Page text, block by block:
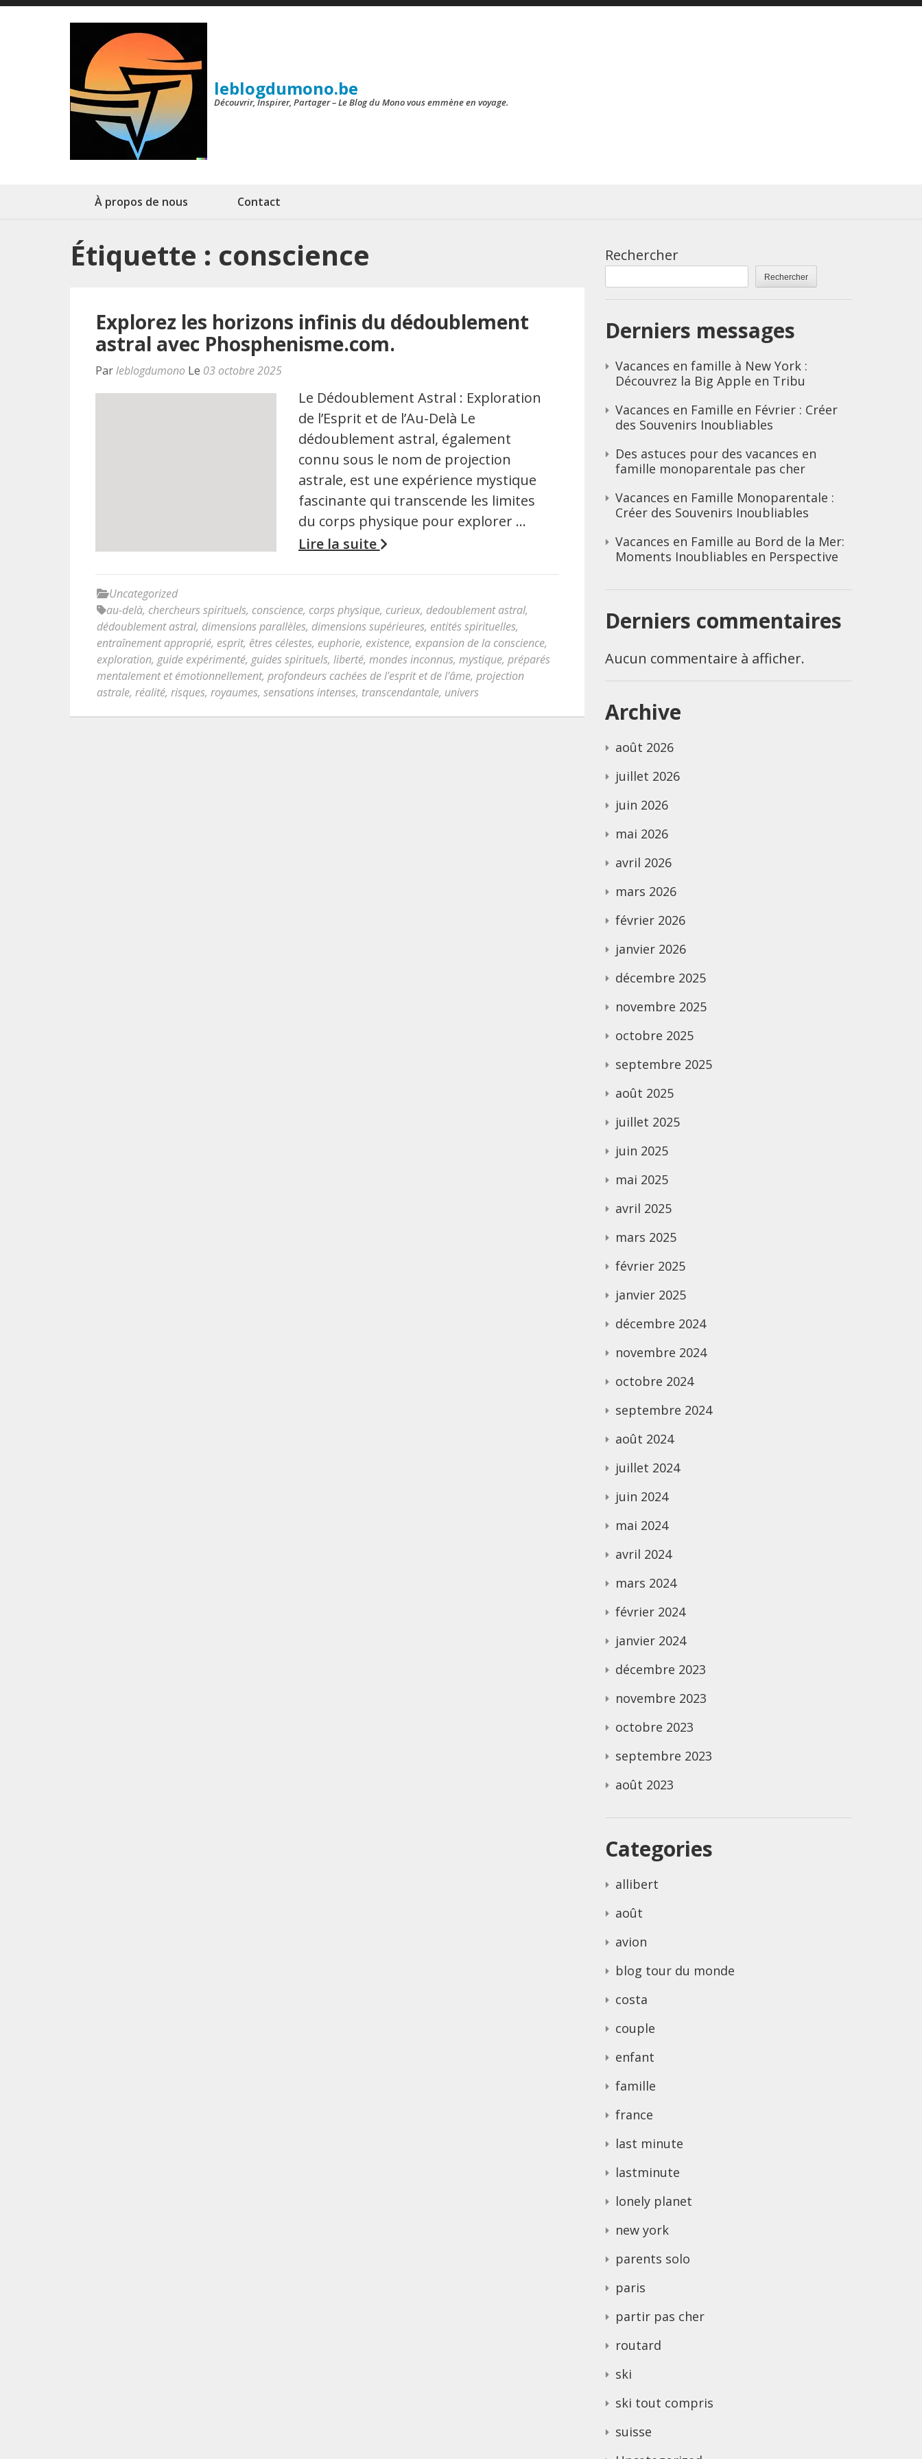
Aller
leblogdumono.be
Découvrir, Inspirer, Partager – Le Blog du Mono vous emmène en voyage.
À propos de nous Contact
Étiquette : conscience
Explorez les horizons infinis du dédoublement
astral avec Phosphenisme.com.
Parleblogdumono Le 03 octobre 2025
Le Dédoublement Astral : Exploration
de l’Esprit et de l’Au-Delà Le
dédoublement astral, également
connu sous le nom de projection
astrale, est une expérience mystique
fascinante qui transcende les limites
du corps physique pour explorer …
Lire la suite
Uncategorized
au-delà, chercheurs spirituels, conscience, corps physique, curieux, dedoublement astral,
dédoublement astral, dimensions parallèles, dimensions supérieures, entités spirituelles,
entraînement approprié, esprit, êtres célestes, euphorie, existence, expansion de la conscience,
exploration, guide expérimenté, guides spirituels, liberté, mondes inconnus, mystique, préparés
mentalement et émotionnellement, profondeurs cachées de l'esprit et de l'âme, projection
astrale, réalité, risques, royaumes, sensations intenses, transcendantale, univers
Rechercher
Rechercher
Derniers messages
Vacances en famille à New York :
Découvrez la Big Apple en Tribu
Vacances en Famille en Février : Créer
des Souvenirs Inoubliables
Des astuces pour des vacances en
famille monoparentale pas cher
Vacances en Famille Monoparentale :
Créer des Souvenirs Inoubliables
Vacances en Famille au Bord de la Mer:
Moments Inoubliables en Perspective
Derniers commentaires
Aucun commentaire à afficher.
Archive
août 2026
juillet 2026
juin 2026
mai 2026
avril 2026
mars 2026
février 2026
janvier 2026
décembre 2025
novembre 2025
octobre 2025
septembre 2025
août 2025
juillet 2025
juin 2025
mai 2025
avril 2025
mars 2025
février 2025
janvier 2025
décembre 2024
novembre 2024
octobre 2024
septembre 2024
août 2024
juillet 2024
juin 2024
mai 2024
avril 2024
mars 2024
février 2024
janvier 2024
décembre 2023
novembre 2023
octobre 2023
septembre 2023
août 2023
Categories
allibert
août
avion
blog tour du monde
costa
couple
enfant
famille
france
last minute
lastminute
lonely planet
new york
parents solo
paris
partir pas cher
routard
ski
ski tout compris
suisse